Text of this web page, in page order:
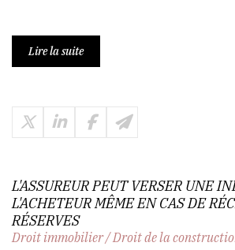
Lire la suite
L'ASSUREUR PEUT VERSER UNE
L'ACHETEUR MÊME EN CAS DE
RÉSERVES
Droit immobilier/Droit de la